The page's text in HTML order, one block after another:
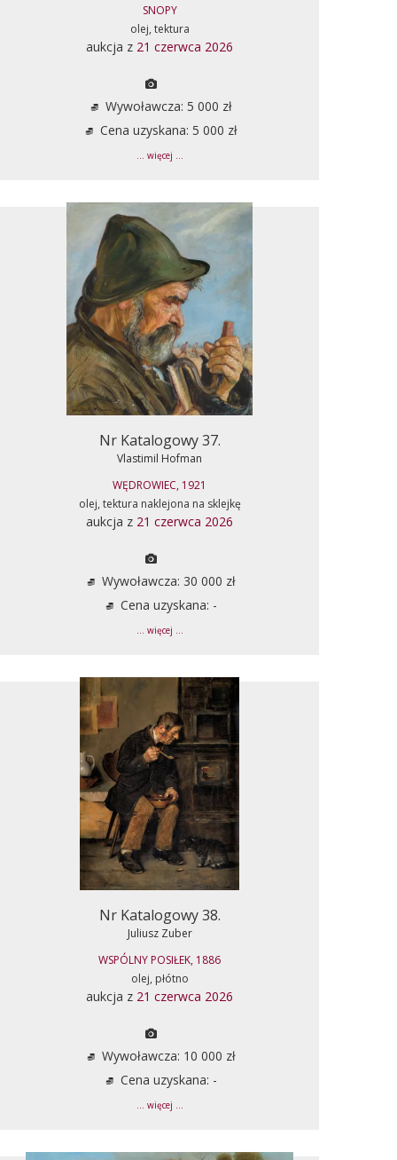
SNOPY
olej, tektura
aukcja z 21 czerwca 2026
Wywoławcza: 5 000 zł
Cena uzyskana: 5 000 zł
... więcej ...
Nr Katalogowy 37.
Vlastimil Hofman
WĘDROWIEC, 1921
olej, tektura naklejona na sklejkę
aukcja z 21 czerwca 2026
Wywoławcza: 30 000 zł
Cena uzyskana: -
... więcej ...
Nr Katalogowy 38.
Juliusz Zuber
WSPÓLNY POSIŁEK, 1886
olej, płótno
aukcja z 21 czerwca 2026
Wywoławcza: 10 000 zł
Cena uzyskana: -
... więcej ...